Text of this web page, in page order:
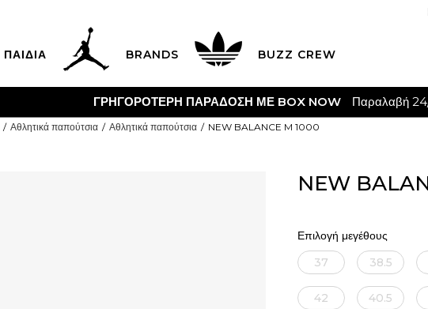
ΠΑΙΔΙΑ BRANDS BUZZ CREW
ΓΡΗΓΟΡΟΤΕΡΗ ΠΑΡΑΔΟΣΗ ΜΕ BOX NOW Παραλαβή
Αθλητικά παπούτσια Αθλητικά παπούτσια NEW BALANCE M 1000
NEW
Επιλογή μεγέθους
37
38.5
42 40.5